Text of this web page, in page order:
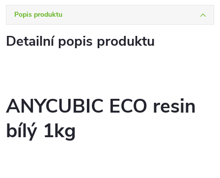
Popis produktu
Detailní popis produktu
ANYCUBIC ECO resin
bílý 1kg